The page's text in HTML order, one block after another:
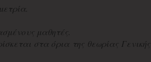
μαθητές.
στα όρια της θεωρίας Γενικής